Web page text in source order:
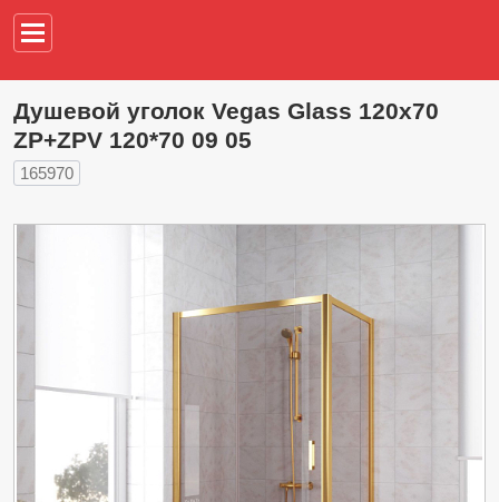
Душевой уголок Vegas Glass 120х70
ZP+ZPV 120*70 09 05
165970